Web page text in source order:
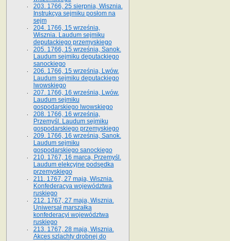
203. 1766, 25 sierpnia, Wisznia.
Instrukcya sejmiku posłom na
sejm
204. 1766, 15 września,
Wisznia. Laudum sejmiku
deputackiego przemyskiego
205. 1766, 15 września, Sanok.
Laudum sejmiku deputackiego
sanockiego
206. 1766, 15 września, Lwów.
Laudum sejmiku deputackiego
lwowskiego
207. 1766, 16 września, Lwów.
Laudum sejmiku
gospodarskiego lwowskiego
208. 1766, 16 września,
Przemyśl. Laudum sejmiku
gospodarskiego przemyskiego
209. 1766, 16 września, Sanok.
Laudum sejmiku
gospodarskiego sanockiego
210. 1767, 16 marca, Przemyśl.
Laudum elekcyjne podsędka
przemyskiego
211. 1767, 27 maja, Wisznia.
Konfederacya województwa
ruskiego
212. 1767, 27 maja, Wisznia.
Uniwersał marszałka
konfederacyi województwa
ruskiego
213. 1767, 28 maja, Wisznia.
Akces szlachty drobnej do